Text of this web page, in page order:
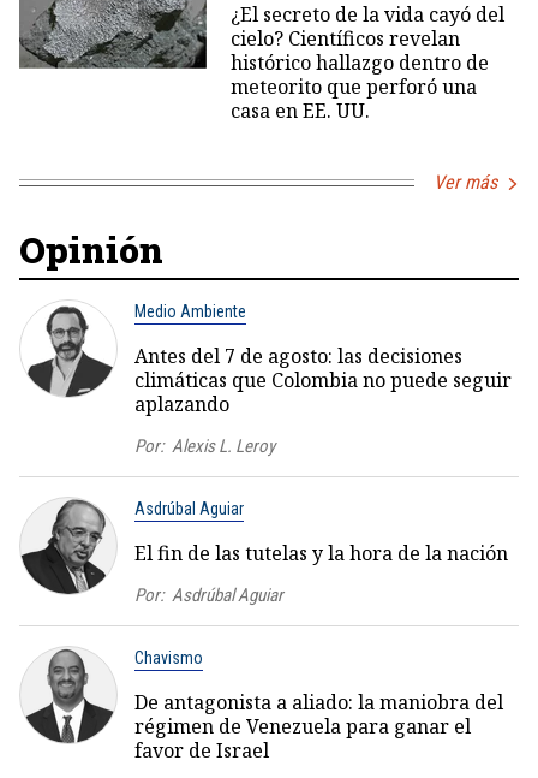
¿El secreto de la vida cayó del
cielo? Científicos revelan
histórico hallazgo dentro de
meteorito que perforó una
casa en EE. UU.
Ver más
Opinión
Medio Ambiente
Antes del 7 de agosto: las decisiones
climáticas que Colombia no puede seguir
aplazando
Por: Alexis L. Leroy
Asdrúbal Aguiar
El fin de las tutelas y la hora de la nación
Por: Asdrúbal Aguiar
Chavismo
De antagonista a aliado: la maniobra del
régimen de Venezuela para ganar el
favor de Israel